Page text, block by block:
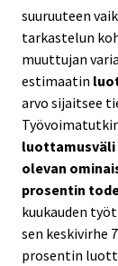
suuruuteen
tarkastelun
muuttujan
estimaatin
arvo sijaitsee
luottamusväli
olevan
prosentin
kuukauden
sen keskivirhe
prosentin